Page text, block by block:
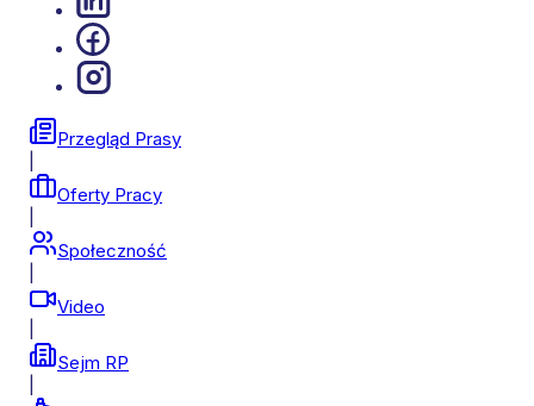
Przegląd Prasy
Oferty Pracy
Społeczność
Video
Sejm RP